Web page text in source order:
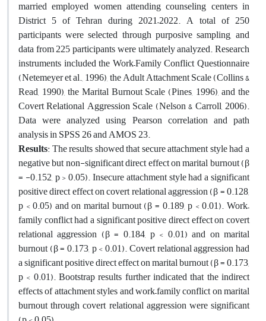
married employed women attending counseling centers in
District 5 of Tehran during 2021–2022. A total of 250
participants were selected through purposive sampling, and
data from 225 participants were ultimately analyzed. Research
instruments included the Work–Family Conflict Questionnaire
(Netemeyer et al., 1996), the Adult Attachment Scale (Collins &
Read, 1990), the Marital Burnout Scale (Pines, 1996), and the
Covert Relational Aggression Scale (Nelson & Carroll, 2006).
Data were analyzed using Pearson correlation and path
analysis in SPSS 26 and AMOS 23.
Results:The results showed that secure attachment style had a
negative but non-significant direct effect on marital burnout (β
= -0.152, p > 0.05). Insecure attachment style had a significant
positive direct effect on covert relational aggression (β = 0.128,
p < 0.05) and on marital burnout (β = 0.189, p < 0.01). Work–
family conflict had a significant positive direct effect on covert
relational aggression (β = 0.184, p < 0.01) and on marital
burnout (β = 0.173, p < 0.01). Covert relational aggression had
a significant positive direct effect on marital burnout (β = 0.173,
p < 0.01). Bootstrap results further indicated that the indirect
effects of attachment styles and work–family conflict on marital
burnout through covert relational aggression were significant